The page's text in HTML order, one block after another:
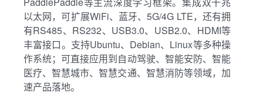
以太网，可扩展WiFi、蓝牙、5G/4G LTE，还有拥
有RS485、RS232、USB3.0、USB2.0、HDMI等
丰富接口。支持Ubuntu、Debian、Linux等多种操
作系统；可直接应用到自动驾驶、智能安防、智能
医疗、智慧城市、智慧交通、智慧消防等领域，加
速产品落地。